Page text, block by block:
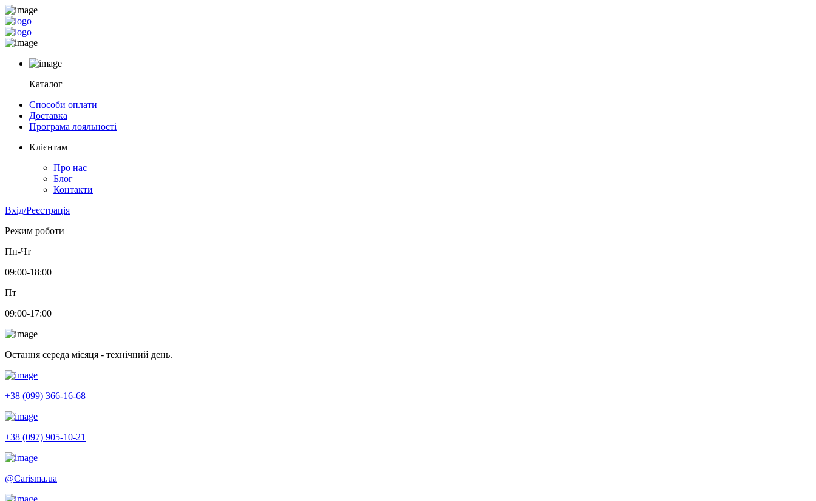
Каталог
Способи оплати
Доставка
Програма лояльності
Клієнтам
Про нас
Блог
Контакти
Вхід/Реєстрація
Режим роботи
Пн-Чт
09:00-18:00
Пт
09:00-17:00
Остання середа місяця - технічний день.
+38 (099) 366-16-68
+38 (097) 905-10-21
@Carisma.ua